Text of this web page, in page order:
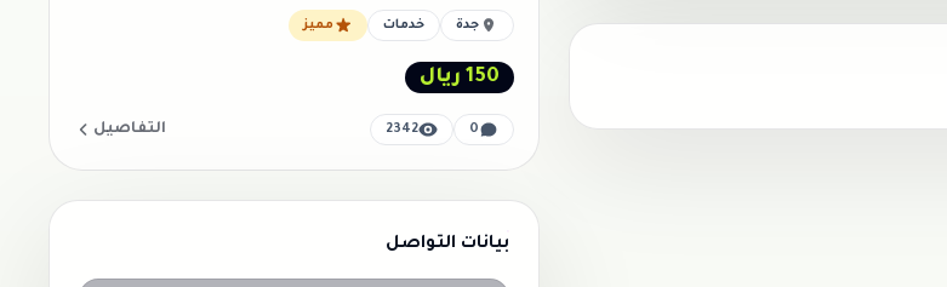
جدة خدمات مميز
150 ريال
0
2342 التفاصيل
بيانات التواصل